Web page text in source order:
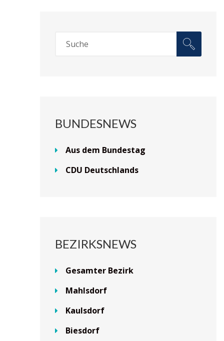
BUNDESNEWS
Aus dem Bundestag
CDU Deutschlands
BEZIRKSNEWS
Gesamter Bezirk
Mahlsdorf
Kaulsdorf
Biesdorf